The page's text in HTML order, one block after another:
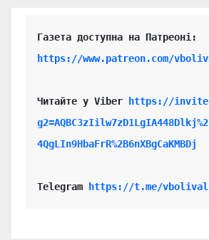
https://www.patreon.com/
Читайте у Viber
https://
4QgLIn9HbaFrR%2B6nXBgCaKMBDj
Telegram https://t.me/